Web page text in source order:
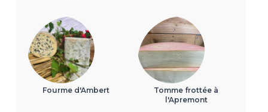
Fourme d'Ambert
Tomme frottée à
l'Apremont